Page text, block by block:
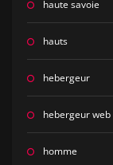
haute savoie
hauts
hebergeur
hebergeur web
homme